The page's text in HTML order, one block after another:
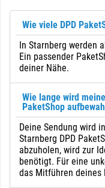
Wie viele DPD
In Starnberg werden
Ein passender
deiner Nähe.
Wie lange wird
PaketShop
Deine Sendung wird
Starnberg DPD
abzuholen, wird zur
benötigt. Für eine
das Mitführen deines